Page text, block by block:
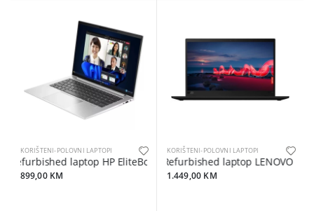
KORIŠTENI-POLOVNI LAPTOPI
Refurbished laptop HP EliteBook N14 845 G7 Ryzen 5 PRO 4650U/
899,00 KM
KORIŠTENI-POLOVNI LAPTOPI
Refurbished laptop LENOVO
1.449,00 KM